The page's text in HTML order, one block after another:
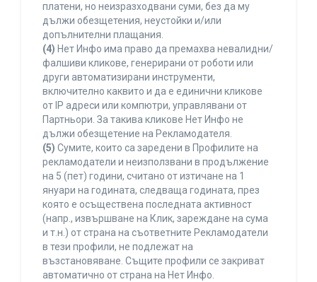
платени, но неизразходвани суми, без да му
дължи обезщетения, неустойки и/или
допълнителни плащания.
(4) Нет Инфо има право да премахва невалидни/
фалшиви кликове, генерирани от роботи или
други автоматизирани инструменти,
включително каквито и да е единични кликове
от IP адреси или компютри, управлявани от
Партньори. За такива кликове Нет Инфо не
дължи обезщетение на Рекламодателя.
(5) Сумите, които са заредени в Профилите на
рекламодатели и неизползвани в продължение
на 5 (пет) години, считано от изтичане на 1
януари на годината, следваща годината, през
която е осъществена последната активност
(напр., извършване на Клик, зареждане на сума
и т.н.) от страна на съответните Рекламодатели
в тези профили, не подлежат на
възстановяване. Същите профили се закриват
автоматично от страна на Нет Инфо.